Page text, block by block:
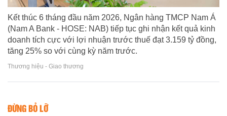
Kết thúc 6 tháng đầu năm 2026, Ngân hàng TMCP Nam Á
(Nam A Bank - HOSE: NAB) tiếp tục ghi nhận kết quả kinh
doanh tích cực với lợi nhuận trước thuế đạt 3.159 tỷ đồng,
tăng 25% so với cùng kỳ năm trước.
Thương hiệu - Giao thương
ĐỪNG BỎ LỠ